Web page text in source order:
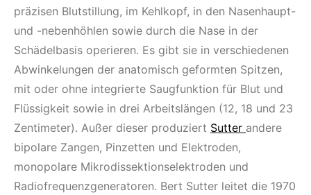
präzisen Blutstillung, im Kehlkopf, in den Nasenhaupt-
und -nebenhöhlen sowie durch die Nase in der
Schädelbasis operieren. Es gibt sie in verschiedenen
Abwinkelungen der anatomisch geformten Spitzen,
mit oder ohne integrierte Saugfunktion für Blut und
Flüssigkeit sowie in drei Arbeitslängen (12, 18 und 23
Zentimeter). Außer dieser produziert Sutter andere
bipolare Zangen, Pinzetten und Elektroden,
monopolare Mikrodissektionselektroden und
Radiofrequenzgeneratoren. Bert Sutter leitet die 1970